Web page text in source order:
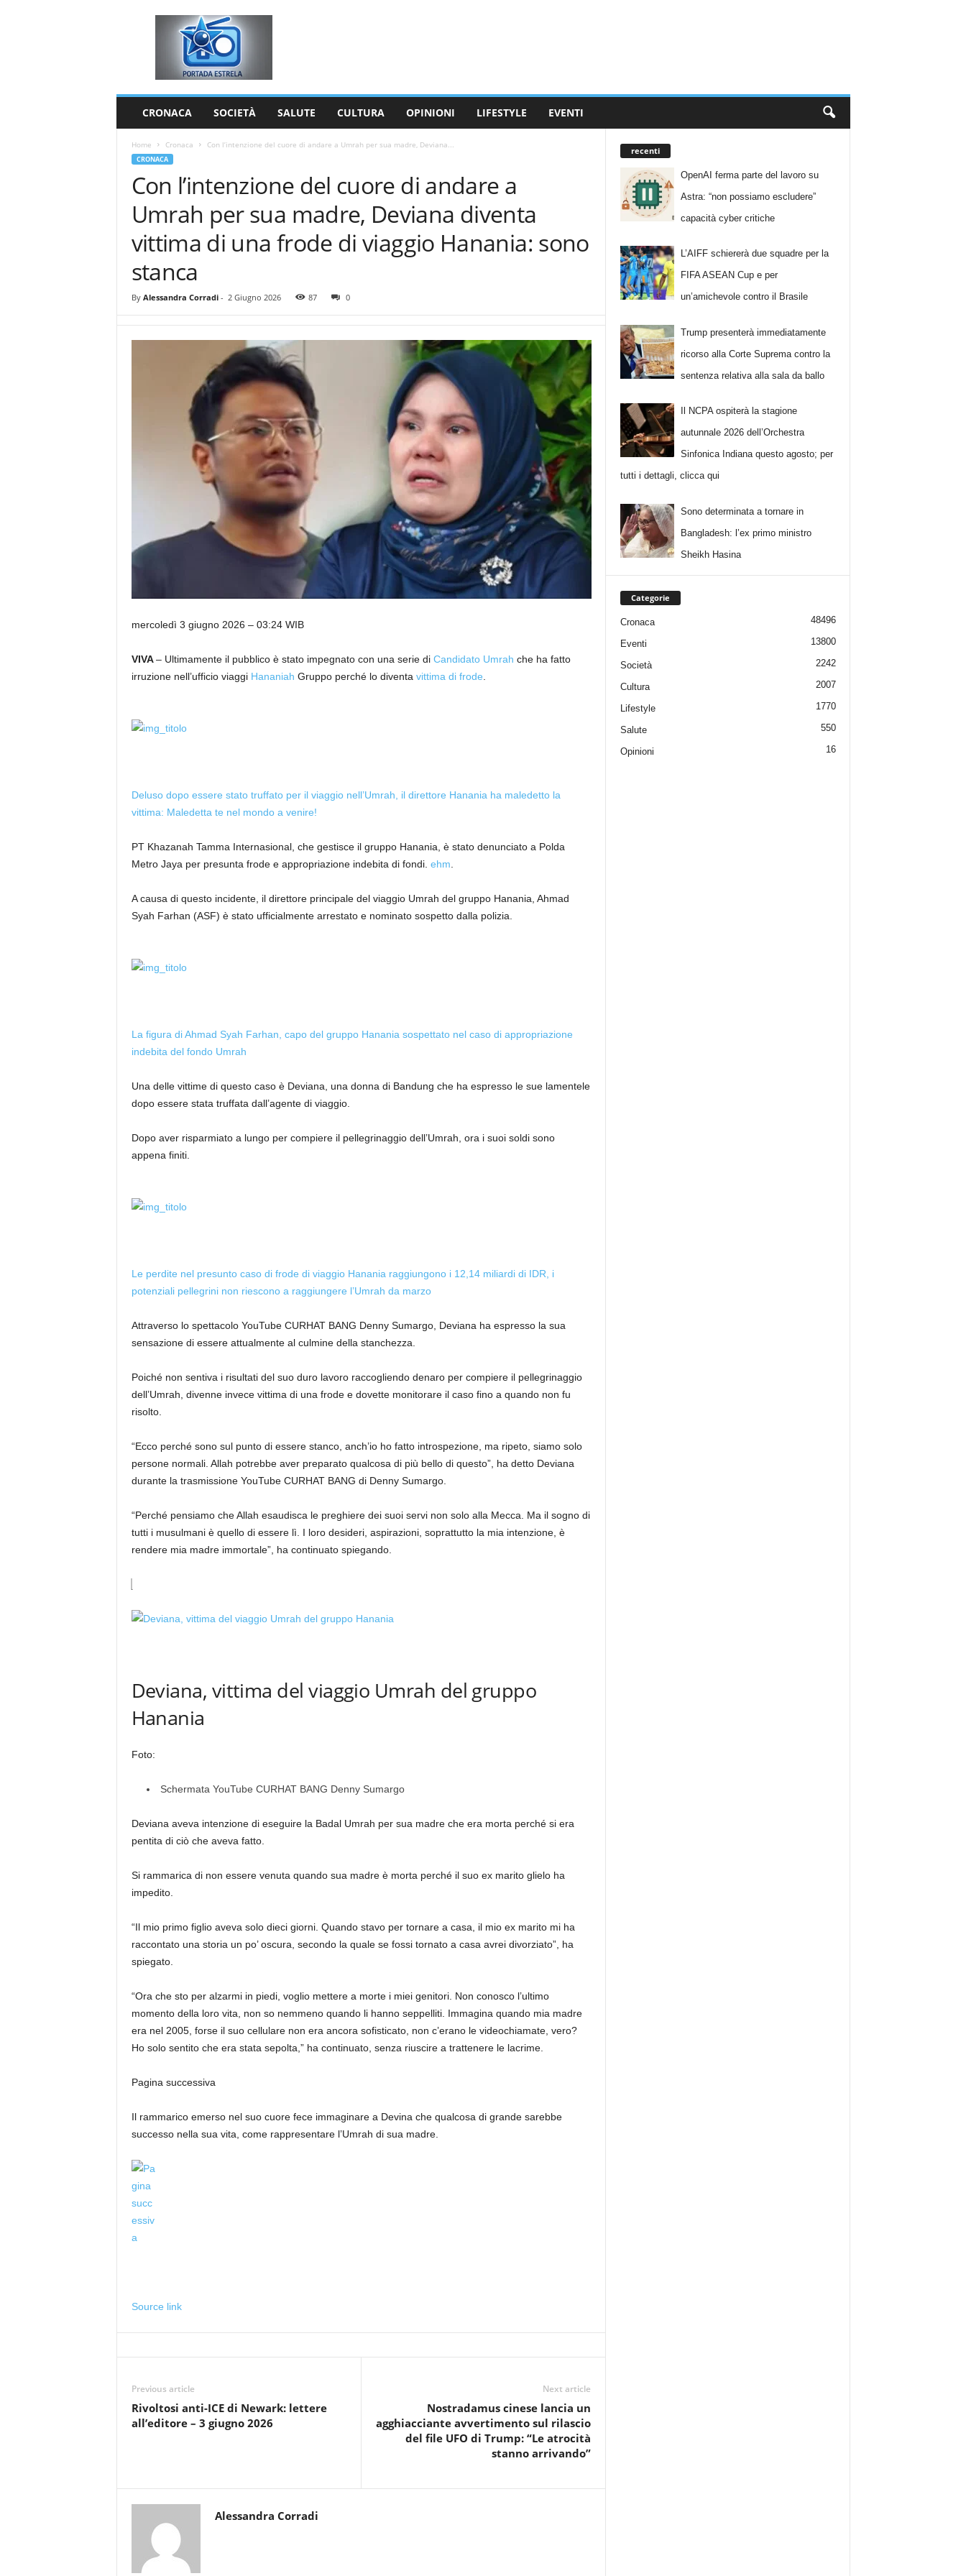
CRONACA SOCIETÀ SALUTE CULTURA OPINIONI LIFESTYLE EVENTI
Home Cronaca Con l’intenzione del cuore di andare a Umrah per sua madre, Deviana...
CRONACA
Con l’intenzione del cuore di andare a
Umrah per sua madre, Deviana diventa
vittima di una frode di viaggio Hanania: sono
stanca
By Alessandra Corradi- 2 Giugno 2026 87 0
mercoledì 3 giugno 2026 – 03:24 WIB
VIVA– Ultimamente il pubblico è stato impegnato con una serie di Candidato Umrah che ha fatto
irruzione nell’ufficio viaggi Hananiah Gruppo perché lo diventa vittima di frode
Deluso dopo essere stato truffato per il viaggio nell’Umrah, il direttore Hanania ha maledetto la
vittima: Maledetta te nel mondo a venire!
PT Khazanah Tamma Internasional, che gestisce il gruppo Hanania, è stato denunciato a Polda
Metro Jaya per presunta frode e appropriazione indebita di fondi. ehm
A causa di questo incidente, il direttore principale del viaggio Umrah del gruppo Hanania, Ahmad
Syah Farhan (ASF) è stato ufficialmente arrestato e nominato sospetto dalla polizia.
La figura di Ahmad Syah Farhan, capo del gruppo Hanania sospettato nel caso di appropriazione
indebita del fondo Umrah
Una delle vittime di questo caso è Deviana, una donna di Bandung che ha espresso le sue lamentele
dopo essere stata truffata dall’agente di viaggio.
Dopo aver risparmiato a lungo per compiere il pellegrinaggio dell’Umrah, ora i suoi soldi sono
appena finiti.
Le perdite nel presunto caso di frode di viaggio Hanania raggiungono i 12,14 miliardi di IDR, i
potenziali pellegrini non riescono a raggiungere l’Umrah da marzo
Attraverso lo spettacolo YouTube CURHAT BANG Denny Sumargo, Deviana ha espresso la sua
sensazione di essere attualmente al culmine della stanchezza.
Poiché non sentiva i risultati del suo duro lavoro raccogliendo denaro per compiere il pellegrinaggio
dell’Umrah, divenne invece vittima di una frode e dovette monitorare il caso fino a quando non fu
risolto.
“Ecco perché sono sul punto di essere stanco, anch’io ho fatto introspezione, ma ripeto, siamo solo
persone normali. Allah potrebbe aver preparato qualcosa di più bello di questo”, ha detto Deviana
durante la trasmissione YouTube CURHAT BANG di Denny Sumargo.
“Perché pensiamo che Allah esaudisca le preghiere dei suoi servi non solo alla Mecca. Ma il sogno di
tutti i musulmani è quello di essere lì. I loro desideri, aspirazioni, soprattutto la mia intenzione, è
rendere mia madre immortale”, ha continuato spiegando.
Deviana, vittima del viaggio Umrah del gruppo
Hanania
Foto:
Schermata YouTube CURHAT BANG Denny Sumargo
Deviana aveva intenzione di eseguire la Badal Umrah per sua madre che era morta perché si era
pentita di ciò che aveva fatto.
Si rammarica di non essere venuta quando sua madre è morta perché il suo ex marito glielo ha
impedito.
“Il mio primo figlio aveva solo dieci giorni. Quando stavo per tornare a casa, il mio ex marito mi ha
raccontato una storia un po’ oscura, secondo la quale se fossi tornato a casa avrei divorziato”, ha
spiegato.
“Ora che sto per alzarmi in piedi, voglio mettere a morte i miei genitori. Non conosco l’ultimo
momento della loro vita, non so nemmeno quando li hanno seppelliti. Immagina quando mia madre
era nel 2005, forse il suo cellulare non era ancora sofisticato, non c’erano le videochiamate, vero?
Ho solo sentito che era stata sepolta,” ha continuato, senza riuscire a trattenere le lacrime.
Pagina successiva
Il rammarico emerso nel suo cuore fece immaginare a Devina che qualcosa di grande sarebbe
successo nella sua vita, come rappresentare l’Umrah di sua madre.
Source link
Previous article
Rivoltosi anti-ICE di Newark: lettere
all’editore – 3 giugno 2026
Next article
Nostradamus cinese lancia un
agghiacciante avvertimento sul rilascio
del file UFO di Trump: “Le atrocità
stanno arrivando”
Alessandra Corradi
recenti
OpenAI ferma parte del lavoro su
Astra: “non possiamo escludere”
capacità cyber critiche
L’AIFF schiererà due squadre per la
FIFA ASEAN Cup e per
un’amichevole contro il Brasile
Trump presenterà immediatamente
ricorso alla Corte Suprema contro la
sentenza relativa alla sala da ballo
Il NCPA ospiterà la stagione
autunnale 2026 dell’Orchestra
Sinfonica Indiana questo agosto; per
tutti i dettagli, clicca qui
Sono determinata a tornare in
Bangladesh: l’ex primo ministro
Sheikh Hasina
Categorie
Cronaca 48496
Eventi 13800
Società 2242
Cultura 2007
Lifestyle 1770
Salute 550
Opinioni 16